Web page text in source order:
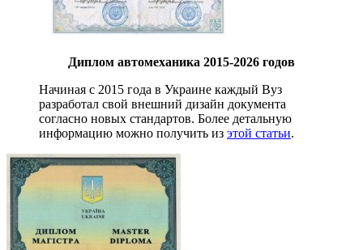
Диплом автомеханика 2015-2026 годов
Начиная с 2015 года в Украине каждый Вуз
разработал свой внешний дизайн документа
согласно новых стандартов. Более детальную
информацию можно получить из этой статьи.